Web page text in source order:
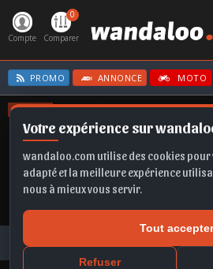
Votre expérience sur
wandaloo.com utilise des cookies
adapté et la meilleure expérience
nous à mieux vous servir.
Tout accepter
Refuser
Compte
0
Comparer
PROMO ANNONCE MOTO
OFFRES
GOLF MOKKA
Voiture Occasion Maroc
Toutes les
Acheter voiture occasion au Maroc